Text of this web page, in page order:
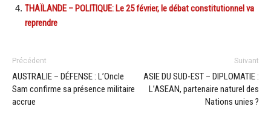
THAÏLANDE – POLITIQUE: Le 25 février, le débat constitutionnel va
reprendre
Précédent
AUSTRALIE – DÉFENSE : L’Oncle
Sam confirme sa présence militaire
accrue
Suivant
ASIE DU SUD-EST – DIPLOMATIE :
L’ASEAN, partenaire naturel des
Nations unies ?